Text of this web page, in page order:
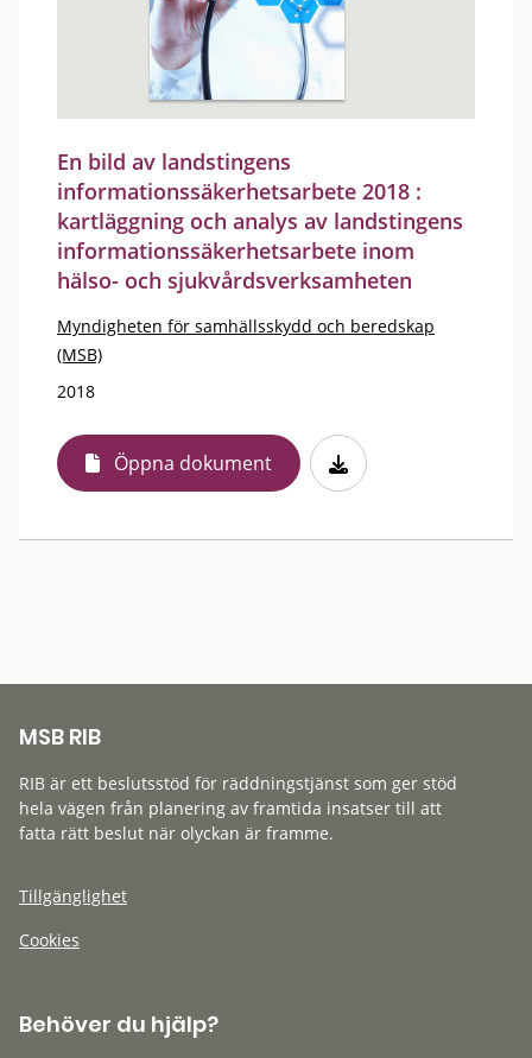
En bild av landstingens
informationssäkerhetsarbete 2018 :
kartläggning och analys av landstingens
informationssäkerhetsarbete inom
hälso- och sjukvårdsverksamheten
Myndigheten för samhällsskydd och beredskap
(MSB)
2018
Öppna dokument
MSB RIB
RIB är ett beslutsstöd för räddningstjänst som ger stöd
hela vägen från planering av framtida insatser till att
fatta rätt beslut när olyckan är framme.
Tillgänglighet
Cookies
Behöver du hjälp?